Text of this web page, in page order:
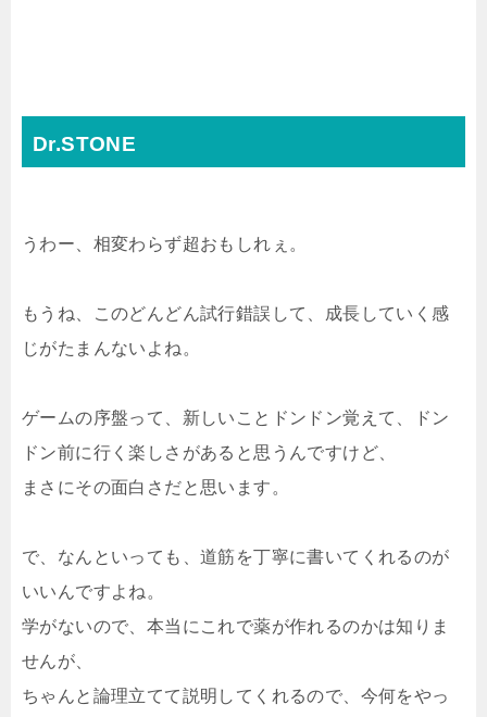
Dr.STONE
うわー、相変わらず超おもしれぇ。
もうね、このどんどん試行錯誤して、成長していく感
じがたまんないよね。
ゲームの序盤って、新しいことドンドン覚えて、ドン
ドン前に行く楽しさがあると思うんですけど、
まさにその面白さだと思います。
で、なんといっても、道筋を丁寧に書いてくれるのが
いいんですよね。
学がないので、本当にこれで薬が作れるのかは知りま
せんが、
ちゃんと論理立てて説明してくれるので、今何をやっ